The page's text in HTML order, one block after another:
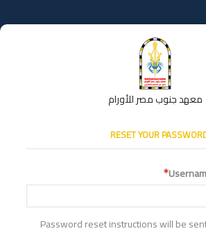
معهد جنوب مصر للأورام
RESET YOUR
Password reset instructions will be